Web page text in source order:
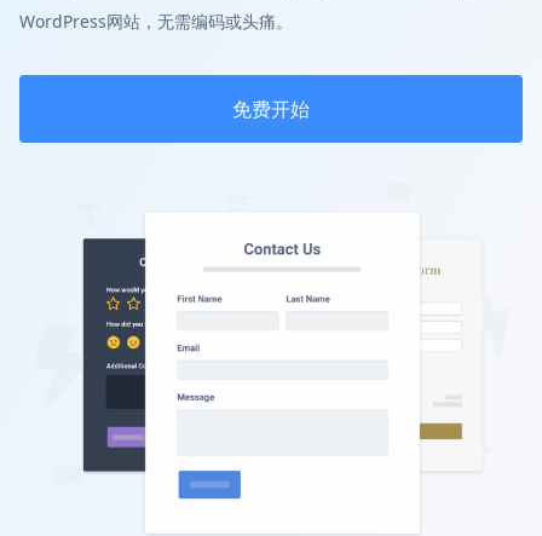
WordPress网站，无需编码或头痛。
免费开始